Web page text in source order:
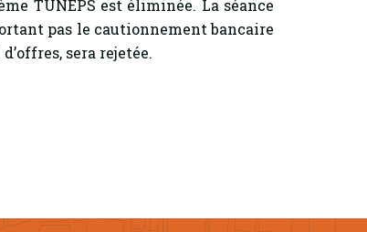
TUNEPS est éliminée. La séance
pas le cautionnement bancaire
sera rejetée.